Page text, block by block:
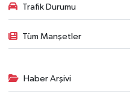
Trafik Durumu
Tüm Manşetler
Haber Arşivi